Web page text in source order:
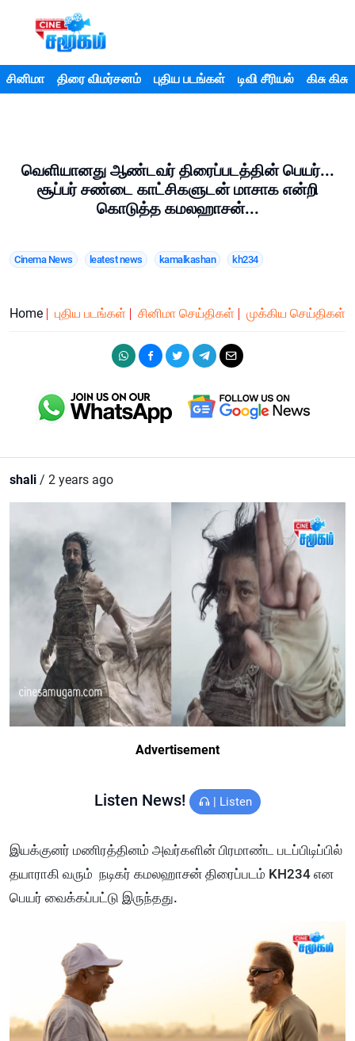
சினிமா திரை விமர்சனம் புதிய படங்கள் டிவி சீரியல் கிசு கிசு
வெளியானது ஆண்டவர் திரைப்படத்தின் பெயர்...
சூப்பர் சண்டை காட்சிகளுடன் மாசாக என்றி
கொடுத்த கமலஹாசன்...
Cinema News leatest news kamalkashan kh234
Home புதிய படங்கள் சினிமா செய்திகள் முக்கிய செய்திகள்
shali / 2 years ago
Advertisement
Listen News! | Listen
இயக்குனர் மணிரத்தினம் அவர்களின் பிரமாண்ட படப்பிடிப்பில்
தயாராகி வரும் நடிகர் கமலஹாசன் திரைப்படம் KH234 என
பெயர் வைக்கப்பட்டு இருந்தது.